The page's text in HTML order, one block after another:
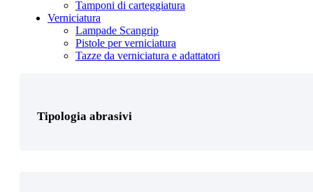
Tamponi di carteggiatura
Verniciatura
Lampade Scangrip
Pistole per verniciatura
Tazze da verniciatura e adattatori
Tipologia abrasivi